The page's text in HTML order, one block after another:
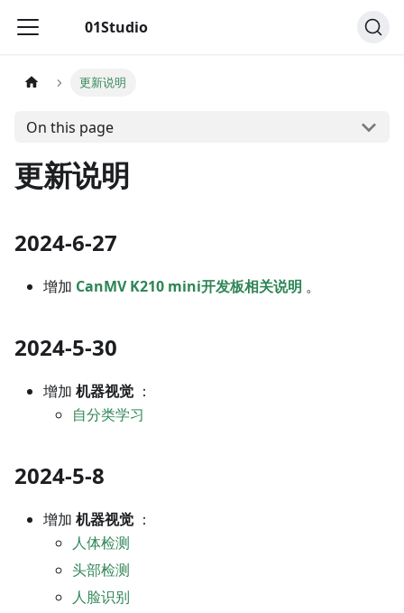
01Studio
更新说明
On this page
更新说明
2024-6-27
增加 CanMV K210 mini开发板相关说明 。
2024-5-30
增加 机器视觉 ：
自分类学习
2024-5-8
增加 机器视觉 ：
人体检测
头部检测
人脸识别